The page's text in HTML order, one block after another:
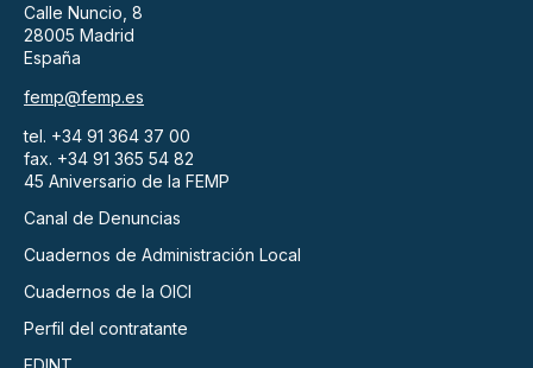
Calle Nuncio, 8
28005 Madrid
España
femp@femp.es
tel. +34 91 364 37 00
fax. +34 91 365 54 82
45 Aniversario de la FEMP
Canal de Denuncias
Cuadernos de Administración Local
Cuadernos de la OICI
Perfil del contratante